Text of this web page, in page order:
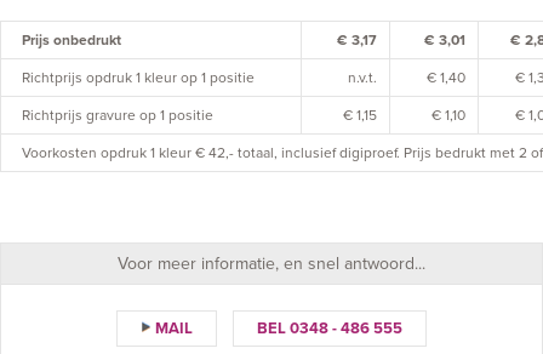
Prijs onbedrukt € 3,17 € 3,01 €
Richtprijs opdruk 1 kleur op 1 positie n.v.t. € 1,40 €
Richtprijs gravure op 1 positie € 1,15 € 1,10 €
Voorkosten opdruk 1 kleur € 42,- totaal, inclusief digiproef. Prijs bedrukt met 2
Voor meer informatie, en snel antwoord...
MAIL BEL 0348 - 486 555